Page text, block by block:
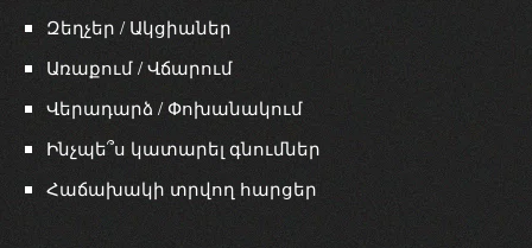
Զեղչեր / Ակցիաներ
Առաքում / Վճարում
Վերադարձ / Փոխանակում
Ինչպե՞ս կատարել գնումներ
Հաճախակի տրվող հարցեր